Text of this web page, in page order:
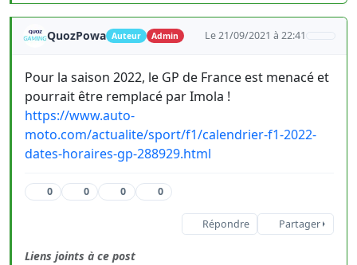
QuozPowa Auteur Admin Le 21/09/2021 à 22:41
Pour la saison 2022, le GP de France est menacé et
pourrait être remplacé par Imola !
https://www.auto-
moto.com/actualite/sport/f1/calendrier-f1-2022-
dates-horaires-gp-288929.html
0 0 0 0
Répondre Partager
Liens joints à ce post